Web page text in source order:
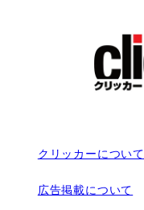
クリッカーについて
広告掲載について